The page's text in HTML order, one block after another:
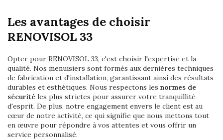
Les avantages de choisir
RENOVISOL 33
Opter pour RENOVISOL 33, c'est choisir l'expertise et la
qualité. Nos menuisiers sont formés aux dernières techniques
de fabrication et d'installation, garantissant ainsi des résultats
durables et esthétiques. Nous respectons les normes de
sécurité les plus strictes pour assurer votre tranquillité
d'esprit. De plus, notre engagement envers le client est au
cœur de notre activité, ce qui signifie que nous mettons tout
en œuvre pour répondre à vos attentes et vous offrir un
service personnalisé.